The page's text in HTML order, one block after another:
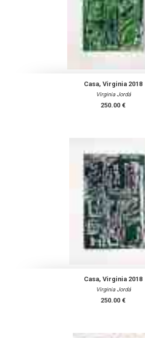
Casa, Virginia 2018
Virginia Jordá
250.00 €
Casa, Virginia 2018
Virginia Jordá
250.00 €